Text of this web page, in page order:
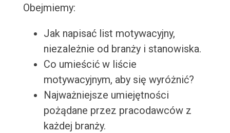
Obejmiemy:
Jak napisać list motywacyjny,
niezależnie od branży i stanowiska.
Co umieścić w liście
motywacyjnym, aby się wyróżnić?
Najważniejsze umiejętności
pożądane przez pracodawców z
każdej branży.